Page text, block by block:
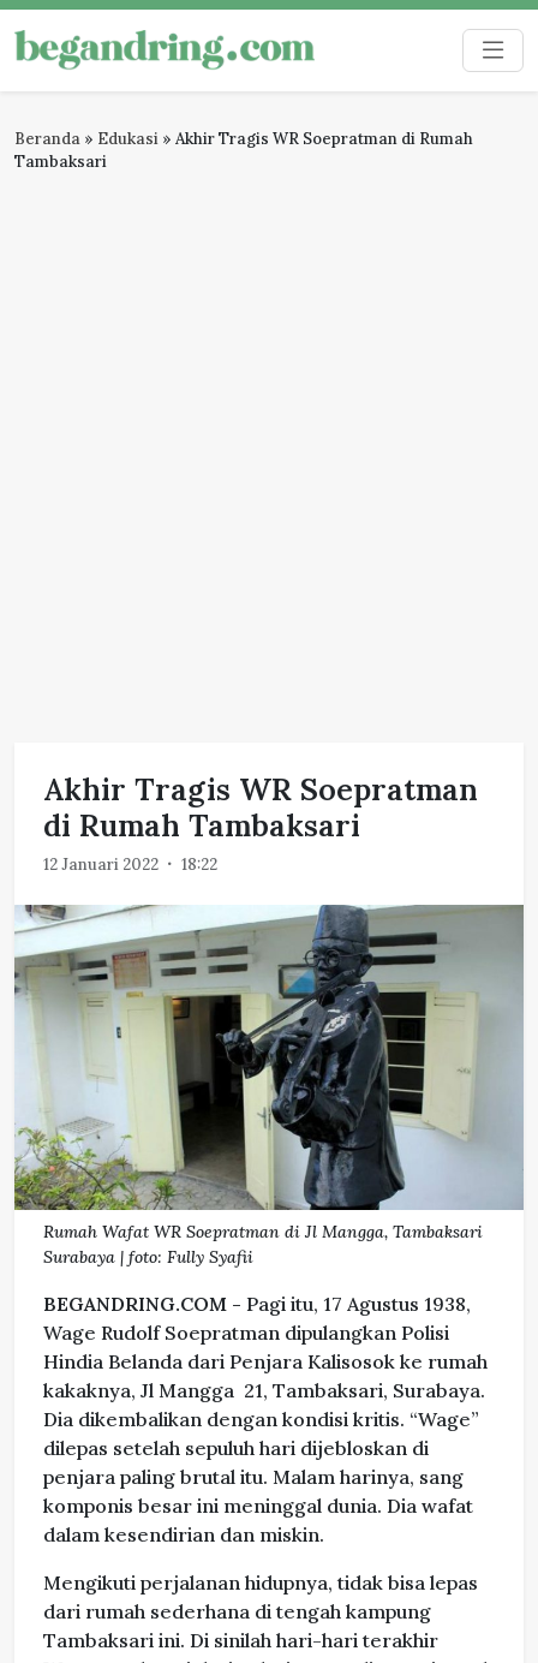
Skip
to
content
Begandring
Menjaga ingatan untuk masa depan
Beranda » Edukasi » Akhir Tragis WR Soepratman di Rumah
Tambaksari
Akhir Tragis WR Soepratman
di Rumah Tambaksari
12 Januari 2022 18:22
Rumah Wafat WR Soepratman di Jl Mangga, Tambaksari
Surabaya | foto: Fully Syafii
BEGANDRING.COM - Pagi itu, 17 Agustus 1938,
Wage Rudolf Soepratman dipulangkan Polisi
Hindia Belanda dari Penjara Kalisosok ke rumah
kakaknya, Jl Mangga 21, Tambaksari, Surabaya.
Dia dikembalikan dengan kondisi kritis. “Wage”
dilepas setelah sepuluh hari dijebloskan di
penjara paling brutal itu. Malam harinya, sang
komponis besar ini meninggal dunia. Dia wafat
dalam kesendirian dan miskin.
Mengikuti perjalanan hidupnya, tidak bisa lepas
dari rumah sederhana di tengah kampung
Tambaksari ini. Di sinilah hari-hari terakhir